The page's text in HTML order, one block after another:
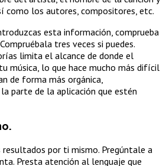
como los autores, compositores, etc.
esta información, comprueba
tres veces si puedes.
limita el alcance de donde el
música, lo que hace mucho más difícil
de forma más orgánica,
parte de la aplicación que estén
por ti mismo. Pregúntale a
Presta atención al lenguaje que